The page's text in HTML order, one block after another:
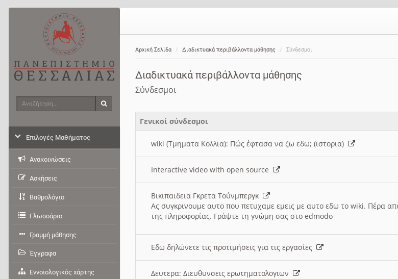
Αρχική Σελίδα Διαδικτυακά περιβάλλοντα μάθησης Σύνδεσμοι
Διαδικτυακά περιβάλλοντα μάθησης
Σύνδεσμοι
Γενικοί σύνδεσμοι
wiki (Τμηματα Κολλια): Πώς έφτασα να ζω εδω; (ιστορια)
Interactive video with open source
Βικιπαιδεια Γκρετα Τούνμπεργκ
Ας συγκρινουμε αυτο που πετυχαμε εμεις με αυτο εδω το wiki. Πέρα
της πληροφορίας. Γράψτε τη γνώμη σας στο edmodo
Εδω δηλώνετε τις προτιμήσεις για τις εργασίες
Δευτερα: Διευθυνσεις ερωτηματολογιων
Αναζήτηση
Επιλογές Μαθήματος
Ανακοινώσεις
Ασκήσεις
Βαθμολόγιο
Γλωσσάριο
Γραμμή μάθησης
Έγγραφα
Εννοιολογικός χάρτης